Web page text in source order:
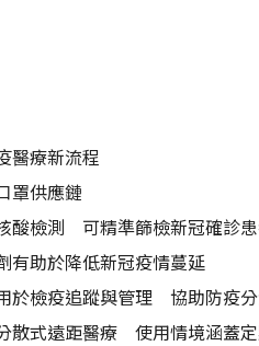
醫療新流程
罩供應鏈
酸檢測 可精準篩檢新冠確診
有助於降低新冠疫情蔓延
於檢疫追蹤與管理 協助防疫
散式遠距醫療 使用情境涵蓋